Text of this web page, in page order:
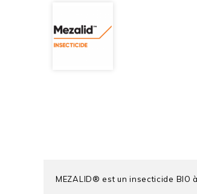
MEZALID® est un insecticide BIO